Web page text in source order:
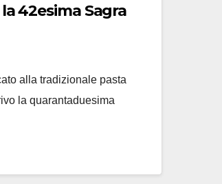
42esima Sagra
alla tradizionale pasta
la quarantaduesima